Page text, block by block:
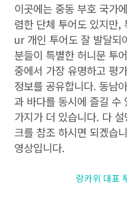
이곳에는 중동 부호 국가
렴한 단체 투어도 있지
ur 개인 투어도 잘 발달되
분들이 특별한 허니문 투
중에서 가장 유명하고 평
정보를 공유합니다. 동남
과 바다를 동시에 즐길 수
가지가 더 있습니다. 다
크를 참조 하시면 되겠
영상입니다.
랑카위 대표